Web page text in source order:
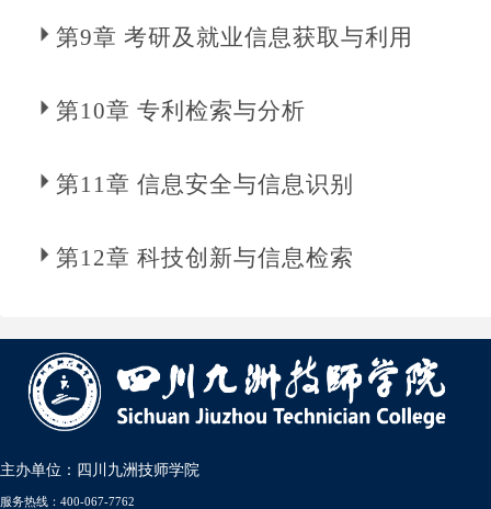
第9章 考研及就业信息获取与利用
第10章 专利检索与分析
第11章 信息安全与信息识别
第12章 科技创新与信息检索
主办单位：四川九洲技师学院
服务热线：400-067-7762